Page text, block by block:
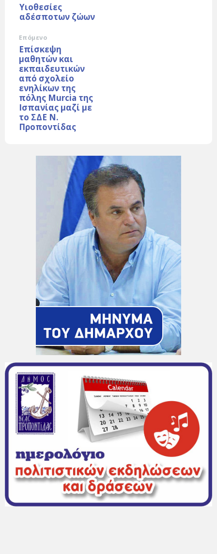
Υιοθεσίες
αδέσποτων ζώων
Επόμενο
Επίσκεψη
μαθητών και
εκπαιδευτικών
από σχολείο
ενηλίκων της
πόλης Μurcia της
Ισπανίας μαζί με
το ΣΔΕ Ν.
Προποντίδας